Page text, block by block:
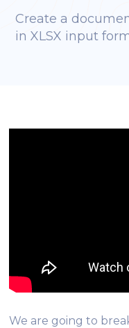
Create a
in XLSX input
We are going to